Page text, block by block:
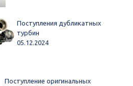
Поступления дубликатных
турбин
05.12.2024
Поступление оригинальных